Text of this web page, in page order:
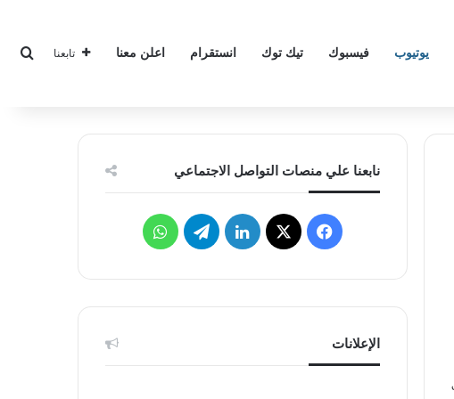
يوتيوب فيسبوك تيك توك انستقرام اعلن معنا تابعنا
نابعنا علي منصات التواصل الاجتماعي
ف
س
ل
ن
ل
و
ت
الإعلانات